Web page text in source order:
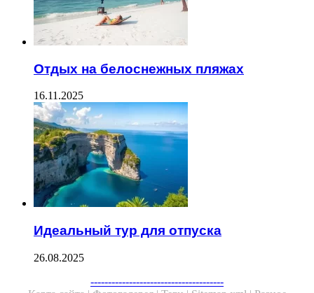
Отдых на белоснежных пляжах
16.11.2025
Идеальный тур для отпуска
26.08.2025
--------------------------------------